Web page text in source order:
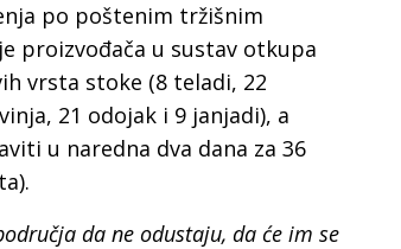
po poštenim tržišnim
proizvođača u sustav otkupa
vrsta stoke (8 teladi, 22
21 odojak i 9 janjadi), a
u naredna dva dana za 36
da ne odustaju, da će im se